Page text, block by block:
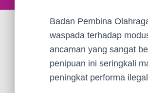
Badan Pembina
waspada terhadap
ancaman yang sangat
penipuan ini seringkali
peningkat performa